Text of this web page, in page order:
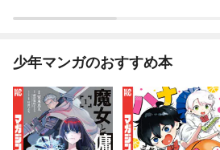
少年マンガのおすすめ本